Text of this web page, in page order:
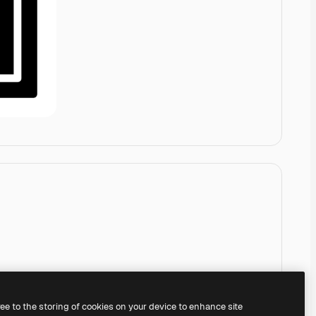
to the storing of cookies on your device to enhance site